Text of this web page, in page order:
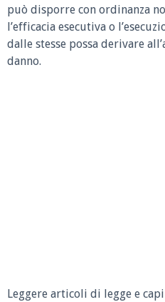
può disporre con ordinanza
l’efficacia esecutiva o
dalle stesse possa derivare
danno.
Leggere articoli di legge e